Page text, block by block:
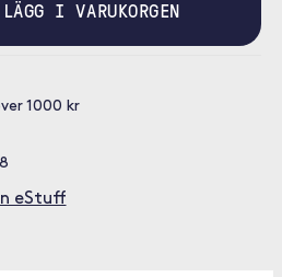
LÄGG I VARUKORGEN
1000 kr
eStuff